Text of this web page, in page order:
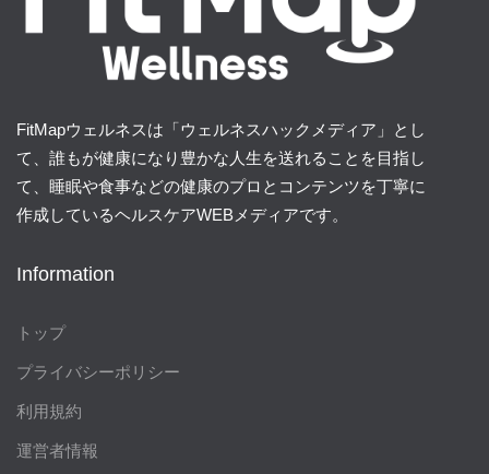
FitMapウェルネスは「ウェルネスハックメディア」とし
て、誰もが健康になり豊かな人生を送れることを目指し
て、睡眠や食事などの健康のプロとコンテンツを丁寧に
作成しているヘルスケアWEBメディアです。
Information
トップ
プライバシーポリシー
利用規約
運営者情報